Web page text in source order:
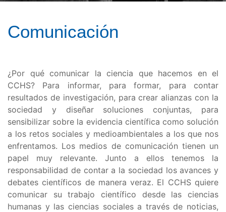
Comunicación
¿Por qué comunicar la ciencia que hacemos en el
CCHS? Para informar, para formar, para contar
resultados de investigación, para crear alianzas con la
sociedad y diseñar soluciones conjuntas, para
sensibilizar sobre la evidencia científica como solución
a los retos sociales y medioambientales a los que nos
enfrentamos. Los medios de comunicación tienen un
papel muy relevante. Junto a ellos tenemos la
responsabilidad de contar a la sociedad los avances y
debates científicos de manera veraz. El CCHS quiere
comunicar su trabajo científico desde las ciencias
humanas y las ciencias sociales a través de noticias,